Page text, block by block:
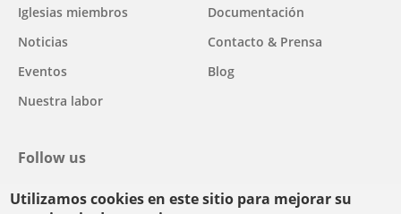
Utilizamos cookies en este sitio para mejorar su
navigation
Iglesias miembros
Noticias
Eventos
Nuestra labor
Documentación
Contacto & Prensa
Blog
Follow us
facebook
twitteryoutubeyoutubeinstagram